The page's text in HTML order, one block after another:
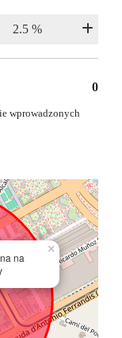
0
wprowadzonych
na
×